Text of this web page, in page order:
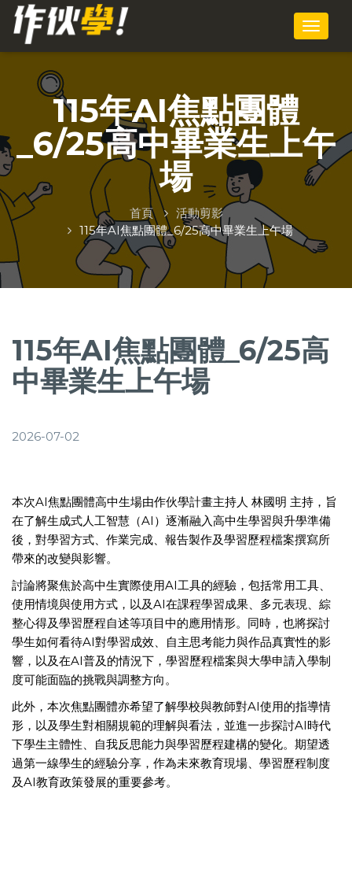
115年AI焦點團體
_6/25高中畢業生上午
場
首頁
活動剪影
115年AI焦點團體_6/25高中畢業生上午場
115年AI焦點團體_6/25高
中畢業生上午場
2026-07-02
本次AI焦點團體高中生場由作伙學計畫主持人 林國明 主持，旨
在了解生成式人工智慧（AI）逐漸融入高中生學習與升學準備
後，對學習方式、作業完成、報告製作及學習歷程檔案撰寫所
帶來的改變與影響。
討論將聚焦於高中生實際使用AI工具的經驗，包括常用工具、
使用情境與使用方式，以及AI在課程學習成果、多元表現、綜
整心得及學習歷程自述等項目中的應用情形。同時，也將探討
學生如何看待AI對學習成效、自主思考能力與作品真實性的影
響，以及在AI普及的情況下，學習歷程檔案與大學申請入學制
度可能面臨的挑戰與調整方向。
此外，本次焦點團體亦希望了解學校與教師對AI使用的指導情
形，以及學生對相關規範的理解與看法，並進一步探討AI時代
下學生主體性、自我反思能力與學習歷程建構的變化。期望透
過第一線學生的經驗分享，作為未來教育現場、學習歷程制度
及AI教育政策發展的重要參考。